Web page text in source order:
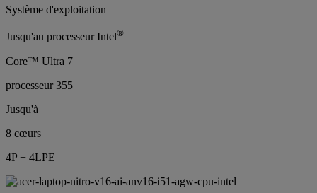
Système d'exploitation
Jusqu'au processeur Intel®
Core™ Ultra 7
processeur 355
Jusqu'à
8 cœurs
4P + 4LPE